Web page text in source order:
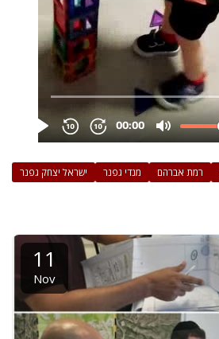
ישראל יצחק גפנר מנדי גפנר רמת אברהם
11
Nov